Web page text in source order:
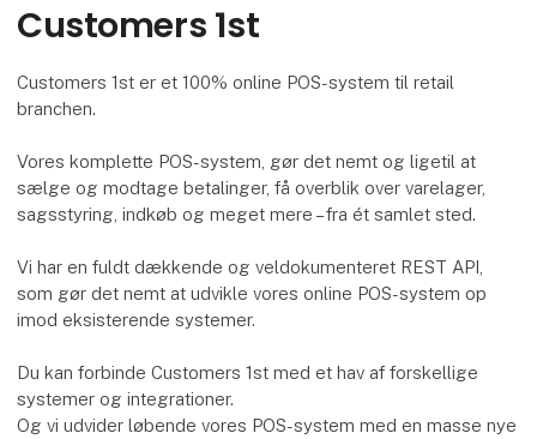
Customers 1st
Customers 1st er et 100% online POS-system til retail
branchen.
Vores komplette POS-system, gør det nemt og ligetil at
sælge og modtage betalinger, få overblik over varelager,
sagsstyring, indkøb og meget mere – fra ét samlet sted.
Vi har en fuldt dækkende og veldokumenteret REST API,
som gør det nemt at udvikle vores online POS-system op
imod eksisterende systemer.
Du kan forbinde Customers 1st med et hav af forskellige
systemer og integrationer.
Og vi udvider løbende vores POS-system med en masse nye